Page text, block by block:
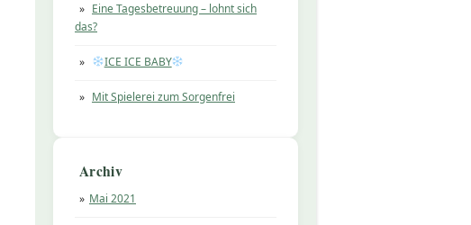
Eine Tagesbetreuung – lohnt sich
das?
ICE ICE BABY
Mit Spielerei zum Sorgenfrei
Archiv
Mai 2021